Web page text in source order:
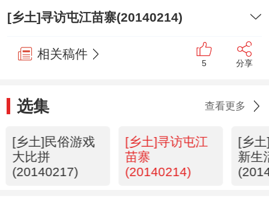
[乡土]寻访屯江苗寨(20140214)
相关稿件
5 分享
选集 查看更多
[乡土]民俗游戏
大比拼
(20140217)
[乡土]寻访屯江
苗寨
(20140214)
[乡
新生